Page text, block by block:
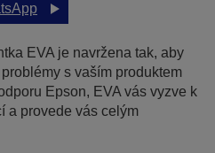
EVA je navržena tak, aby
s vaším produktem
Epson, EVA vás vyzve k
a provede vás celým